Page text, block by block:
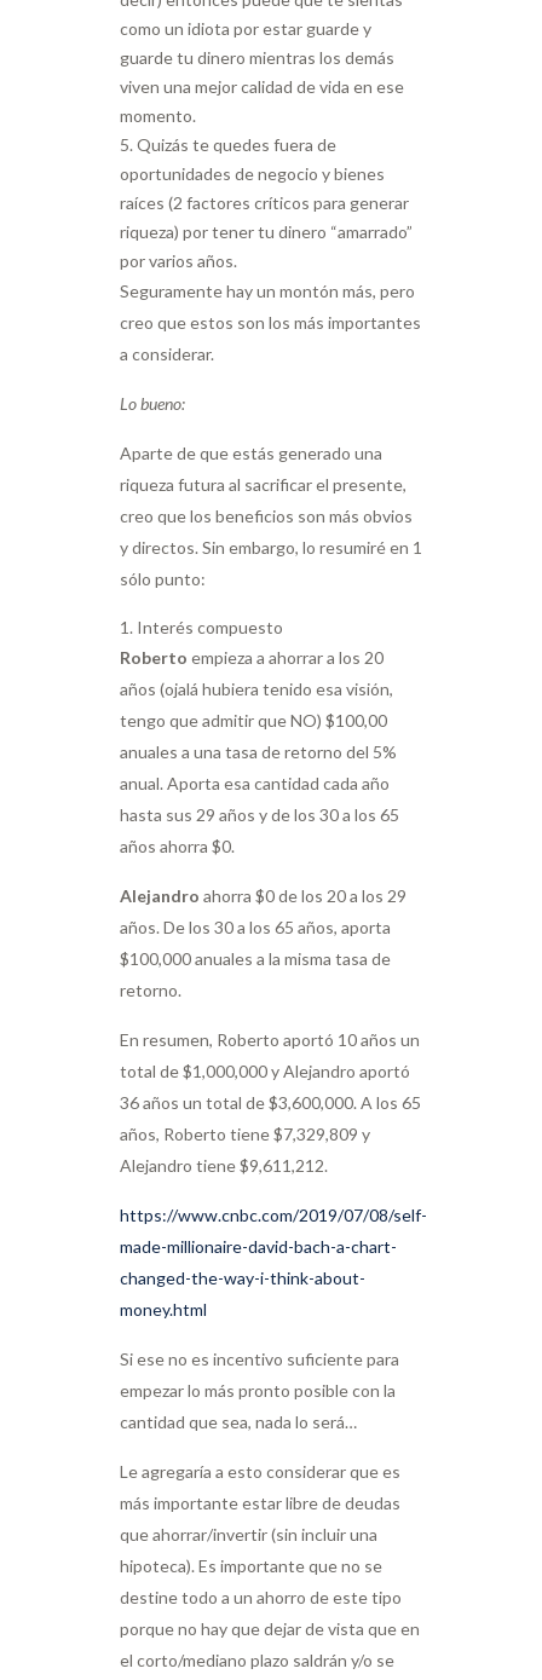
como un idiota por estar guarde y
guarde tu dinero mientras los demás
viven una mejor calidad de vida en ese
momento.
Quizás te quedes fuera de
oportunidades de negocio y bienes
raíces (2 factores críticos para generar
riqueza) por tener tu dinero “amarrado”
por varios años.
Seguramente hay un montón más, pero
creo que estos son los más importantes
a considerar.
Lo bueno:
Aparte de que estás generado una
riqueza futura al sacrificar el presente,
creo que los beneficios son más obvios
y directos. Sin embargo, lo resumiré en 1
sólo punto:
Interés compuesto
Roberto empieza a ahorrar a los 20
años (ojalá hubiera tenido esa visión,
tengo que admitir que NO) $100,00
anuales a una tasa de retorno del 5%
anual. Aporta esa cantidad cada año
hasta sus 29 años y de los 30 a los 65
años ahorra $0.
Alejandro ahorra $0 de los 20 a los 29
años. De los 30 a los 65 años, aporta
$100,000 anuales a la misma tasa de
retorno.
En resumen, Roberto aportó 10 años un
total de $1,000,000 y Alejandro aportó
36 años un total de $3,600,000. A los 65
años, Roberto tiene $7,329,809 y
Alejandro tiene $9,611,212.
https://www.cnbc.com/2019/07/08/self-
made-millionaire-david-bach-a-chart-
changed-the-way-i-think-about-
money.html
Si ese no es incentivo suficiente para
empezar lo más pronto posible con la
cantidad que sea, nada lo será…
Le agregaría a esto considerar que es
más importante estar libre de deudas
que ahorrar/invertir (sin incluir una
hipoteca). Es importante que no se
destine todo a un ahorro de este tipo
porque no hay que dejar de vista que en
el corto/mediano plazo saldrán y/o se